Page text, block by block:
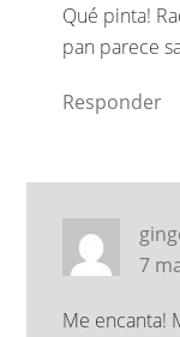
Qué pinta!
pan parece
Responder
7
Me encanta!